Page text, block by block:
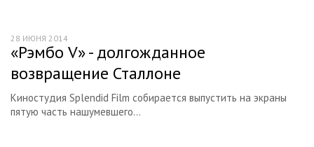
«Рэмбо V» - долгожданное
возвращение Сталлоне
Киностудия Splendid Film собирается выпустить на экраны
пятую часть нашумевшего...
28 ИЮНЯ 2014